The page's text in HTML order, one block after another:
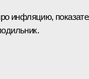
инфляцию,